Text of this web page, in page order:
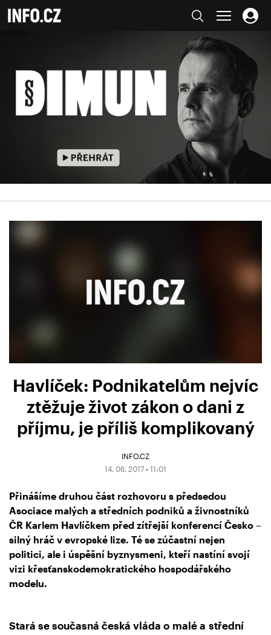
Havlíček: Podnikatelům nejvíc
ztěžuje život zákon o dani z
příjmu, je příliš komplikovaný
INFO.CZ
14. 06. 2017 • 11:01
Přinášíme druhou část rozhovoru s předsedou
Asociace malých a středních podniků a živnostníků
ČR Karlem Havlíčkem před zítřejší konferencí Česko –
silný hráč v evropské lize. Té se zúčastní nejen
politici, ale i úspěšní byznysmeni, kteří nastíní svojí
vizi křesťanskodemokratického hospodářského
modelu.
Stará se současná česká vláda o malé a střední